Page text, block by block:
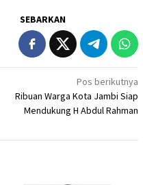
SEBARKAN
Pos berikutnya
Ribuan Warga Kota Jambi Siap
Mendukung H Abdul Rahman